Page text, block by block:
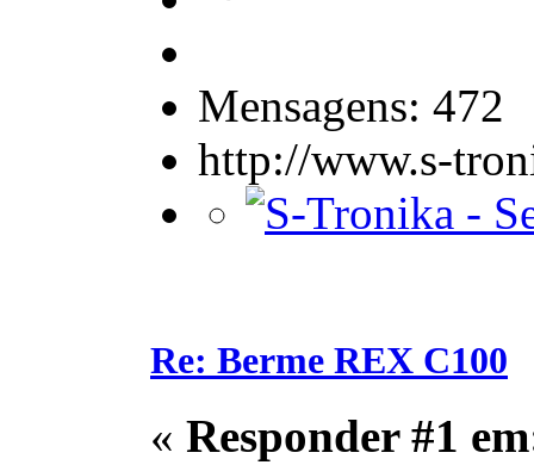
Mensagens: 472
http://www.s-
Re: Berme REX C100
« Responder #1